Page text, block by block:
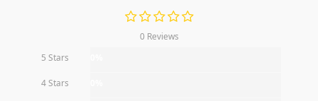
0 Reviews
5 Stars
4 Stars